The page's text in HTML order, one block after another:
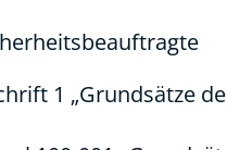
1 „Grundsätze